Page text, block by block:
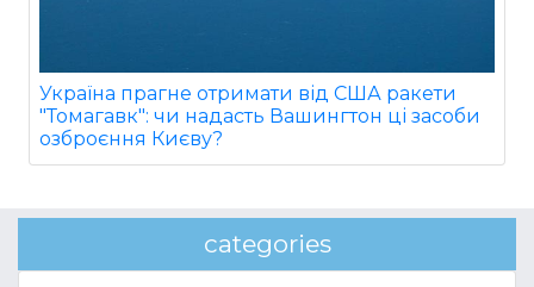
Україна прагне отримати від США ракети
"Томагавк": чи надасть Вашингтон ці засоби
озброєння Києву?
categories